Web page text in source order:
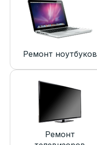
Ремонт ноутбуков
Ремонт